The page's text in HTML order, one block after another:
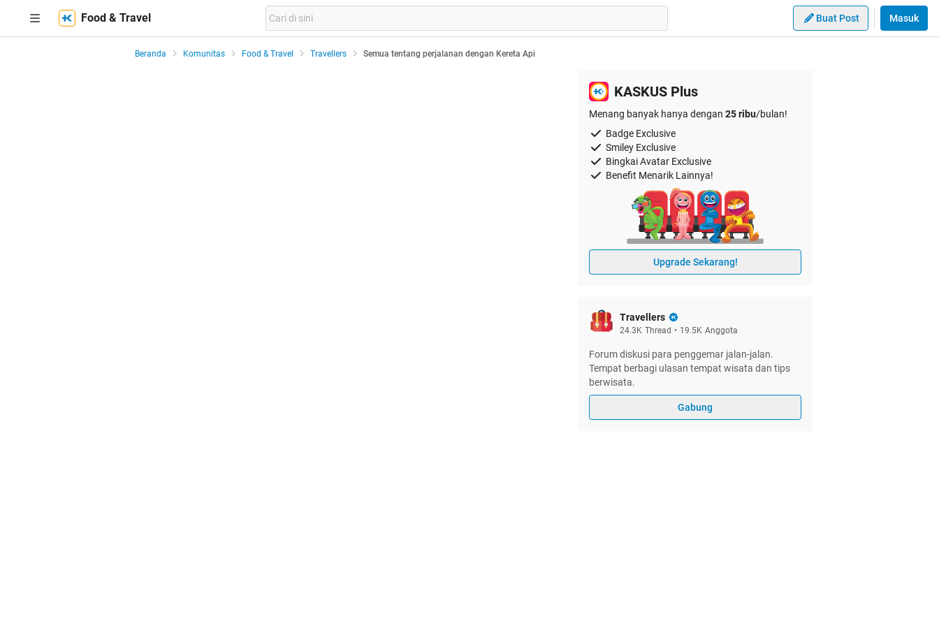
Food & Travel Buat Post Masuk
Beranda Komunitas Food & Travel Travellers Semua tentang perjalanan dengan Kereta Api
KASKUS Plus
Menang banyak hanya dengan 25 ribu/bulan!
Badge Exclusive
Smiley Exclusive
Bingkai Avatar Exclusive
Benefit Menarik Lainnya!
Upgrade Sekarang!
Travellers
24.3K Thread • 19.5K Anggota
Forum diskusi para penggemar jalan-jalan.
Tempat berbagi ulasan tempat wisata dan tips
berwisata.
Gabung